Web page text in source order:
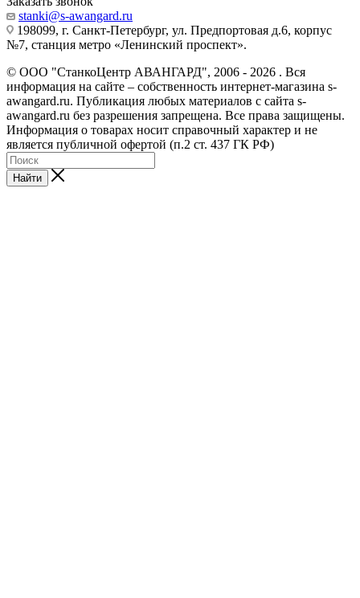
stanki@s-awangard.ru
198099, г. Санкт-Петербург, ул. Предпортовая д.6, корпус
№7, станция метро «Ленинский проспект».
© ООО "СтанкоЦентр АВАНГАРД", 2006 - 2026 . Вся
информация на сайте – собственность интернет-магазина s-
awangard.ru. Публикация любых материалов с сайта s-
awangard.ru без разрешения запрещена. Все права защищены.
Информация о товарах носит справочный характер и не
является публичной офертой (п.2 ст. 437 ГК РФ)
Найти